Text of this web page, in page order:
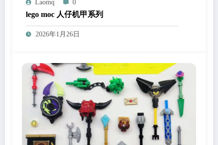
Laomq 0
lego moc 人仔机甲系列
2026年1月26日